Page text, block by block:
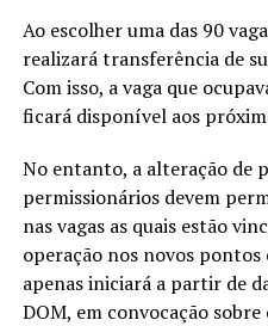
Ao escolher uma das 90
realizará transferência de
Com isso, a vaga que
ficará disponível aos
No entanto, a alteração de
permissionários devem
nas vagas as quais estão
operação nos novos
apenas iniciará a partir de
DOM, em convocação sobre